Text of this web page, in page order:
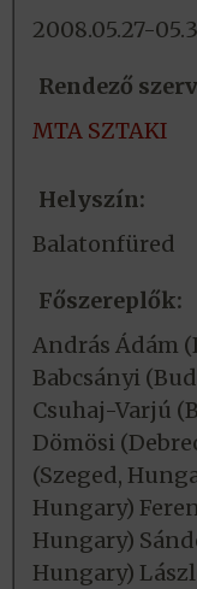
2008.05.27-
Rendező
MTA SZTAKI
Helyszín:
Balatonfüred
Főszereplők:
András Ádám
Babcsányi
Csuhaj-Varjú
Dömösi
(Szeged,
Hungary)
Hungary)
Hungary)